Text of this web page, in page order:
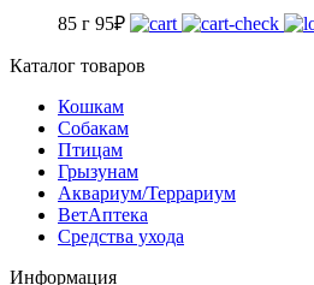
85 г 95₽
Каталог товаров
Кошкам
Собакам
Птицам
Грызунам
Аквариум/Террариум
ВетАптека
Средства ухода
Информация